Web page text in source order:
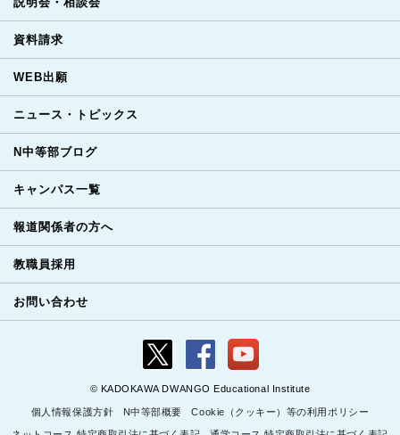
資料請求
WEB出願
ニュース・トピックス
N中等部ブログ
キャンパス一覧
報道関係者の方へ
教職員採用
お問い合わせ
© KADOKAWA DWANGO Educational Institute
個人情報保護方針 N中等部概要 Cookie（クッキー）等の利用ポリシー